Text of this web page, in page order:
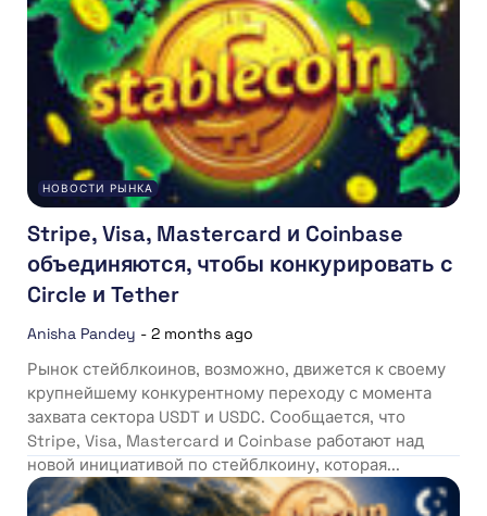
НОВОСТИ РЫНКА
Stripe, Visa, Mastercard и Coinbase
объединяются, чтобы конкурировать с
Circle и Tether
Anisha Pandey - 2 months ago
Рынок стейблкоинов, возможно, движется к своему
крупнейшему конкурентному переходу с момента
захвата сектора USDT и USDC. Сообщается, что
Stripe, Visa, Mastercard и Coinbase работают над
новой инициативой по стейблкоину, которая...